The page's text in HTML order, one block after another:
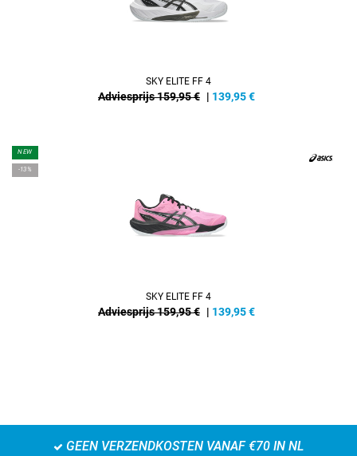
SKY ELITE FF 4
Adviesprijs 159,95 € | 139,95€
NEW
-13%
SKY ELITE FF 4
Adviesprijs 159,95 € | 139,95€
GEEN VERZENDKOSTEN VANAF €70 IN NL